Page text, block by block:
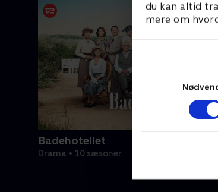
du kan altid
mere om
Badehotellet
Drama • 10 sæsoner